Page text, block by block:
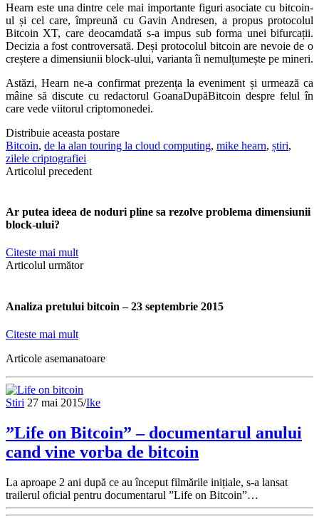
Hearn este una dintre cele mai importante figuri asociate cu bitcoin-
ul și cel care, împreună cu Gavin Andresen, a propus protocolul
Bitcoin XT, care deocamdată s-a impus sub forma unei bifurcații.
Decizia a fost controversată. Deși protocolul bitcoin are nevoie de o
creștere a dimensiunii block-ului, varianta îi nemulțumește pe mineri.
Astăzi, Hearn ne-a confirmat prezența la eveniment și urmează ca
mâine să discute cu redactorul GoanaDupăBitcoin despre felul în
care vede viitorul criptomonedei.
Distribuie aceasta postare
Bitcoin, de la alan touring la cloud computing, mike hearn, știri,
zilele criptografiei
Articolul precedent
Ar putea ideea de noduri pline sa rezolve problema dimensiunii
block-ului?
Citeste mai mult
Articolul următor
Analiza pretului bitcoin – 23 septembrie 2015
Citeste mai mult
Articole asemanatoare
Stiri 27 mai 2015/Ike
”Life on Bitcoin” – documentarul anului
cand vine vorba de bitcoin
La aproape 2 ani după ce au început filmările inițiale, s-a lansat
trailerul oficial pentru documentarul ”Life on Bitcoin”…